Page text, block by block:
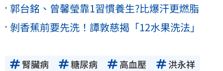
郭台銘、曾馨瑩靠1習慣養生?比爆汗更燃脂
剝香蕉前要先洗！譚敦慈揭「12水果洗法」
腎臟病 糖尿病 高血壓 洪永祥